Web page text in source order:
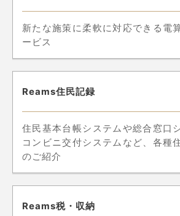
新たな施策に柔軟に対応できる電
ービス
Reams住民記録
住民基本台帳システムや総合窓口
コンビニ交付システムなど、各種
のご紹介
Reams税・収納